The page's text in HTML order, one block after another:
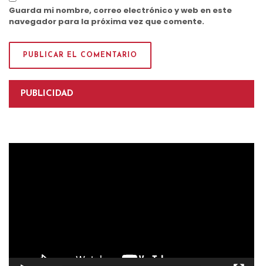
Guarda mi nombre, correo electrónico y web en este
navegador para la próxima vez que comente.
PUBLICIDAD